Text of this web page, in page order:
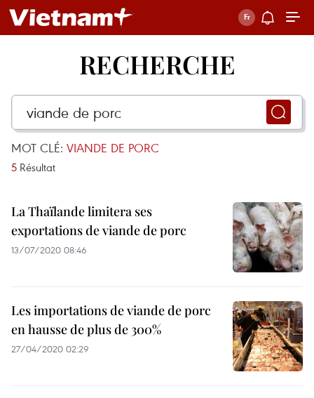
RECHERCHE
MOT CLÉ: VIANDE DE PORC
5 Résultat
La Thaïlande limitera ses
exportations de viande de porc
13/07/2020 08:46
Les importations de viande de porc
en hausse de plus de 300%
27/04/2020 02:29